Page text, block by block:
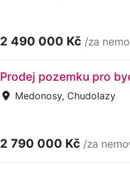
2 490 000 Kč /za
Prodej pozemku pro
Medonosy, Chudolazy
2 790 000 Kč /za